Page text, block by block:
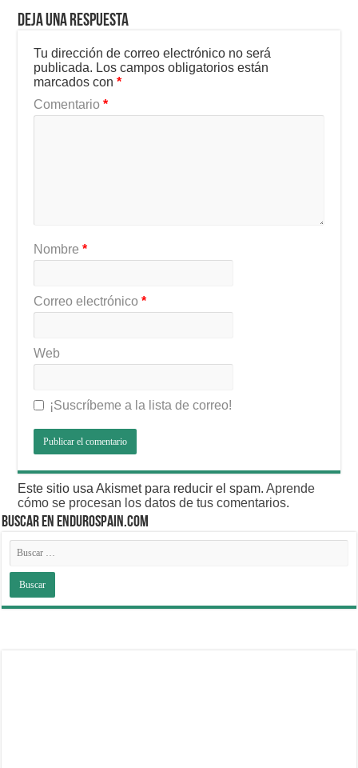
Deja una respuesta
Tu dirección de correo electrónico no será
publicada. Los campos obligatorios están
marcados con*
Comentario*
Nombre*
Correo electrónico*
Web
¡Suscríbeme a la lista de correo!
Este sitio usa Akismet para reducir el spam.Aprende
cómo se procesan los datos de tus comentarios.
BUSCAR EN ENDUROSPAIN.COM